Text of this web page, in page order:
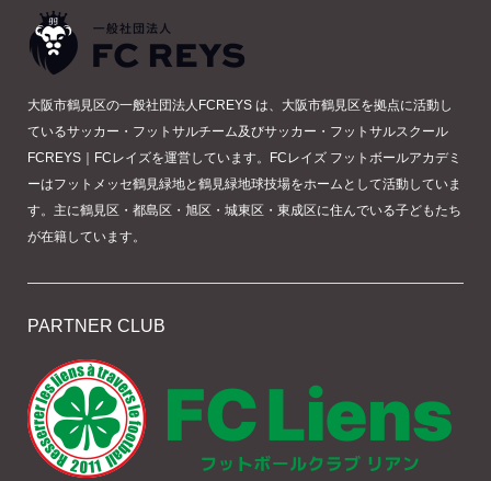
大阪市鶴見区の一般社団法人FCREYS は、大阪市鶴見区を拠点に活動し
ているサッカー・フットサルチーム及びサッカー・フットサルスクール
FCREYS｜FCレイズを運営しています。FCレイズ フットボールアカデミ
ーはフットメッセ鶴見緑地と鶴見緑地球技場をホームとして活動していま
す。主に鶴見区・都島区・旭区・城東区・東成区に住んでいる子どもたち
が在籍しています。
PARTNER CLUB